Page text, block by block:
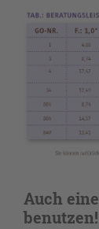
Auch
benutzen!